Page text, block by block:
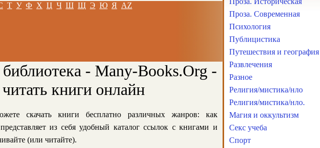
Т У Ф Х Ц Ч Ш Щ Э Ю Я AZ
- Many-Books.Org -
книги онлайн
скачать книги бесплатно различных жанров: как
из себя удобный каталог ссылок с книгами и
(или читайте).
Проза. Современная
Психология
Публицистика
Путешествия и география
Развлечения
Разное
Религия/мистика/нло
Религия/мистика/нло.
Магия и оккультизм
Секс учеба
Спорт